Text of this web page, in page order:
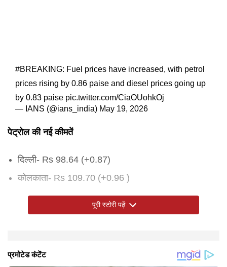
#BREAKING: Fuel prices have increased, with petrol
prices rising by 0.86 paise and diesel prices going up
by 0.83 paise pic.twitter.com/CiaOUohkOj
— IANS (@ians_india) May 19, 2026
पेट्रोल की नई कीमतें
दिल्ली- Rs 98.64 (+0.87)
कोलकाता- Rs 109.70 (+0.96 )
मुंबई- Rs 107.59 (+0.91 )
चेन्नई- Rs 104.49 (+0.82)
डीजल की नई कीमतें
दिल्ली- Rs 91.58 (+0.91)
चार दिन पहले भी बढ़े थे दाम
इससे पहले शुक्रवार को भी पेट्रोल और डीजल की कीमतों में
आम लोगों की जेब पर असर
पेट्रोल और डीजल की कीमतों में लगातार हो रही बढ़ोतरी का सीधा
युद्ध और वैश्विक बाजार बना कारण
जानकारों के अनुसार पश्चिम एशिया में चल रहे संघर्ष के कारण
सरकार और तेल कंपनियां हालात पर नजर बनाए हुए हैं, लेकिन
पूरी स्टोरी पढ़ें